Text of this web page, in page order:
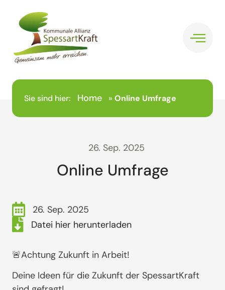
Sie sind hier: Home » Online Umfrage
26. Sep. 2025
Online Umfrage
26. Sep. 2025
Datei hier herunterladen
🚨Achtung Zukunft in Arbeit!
Deine Ideen für die Zukunft der SpessartKraft